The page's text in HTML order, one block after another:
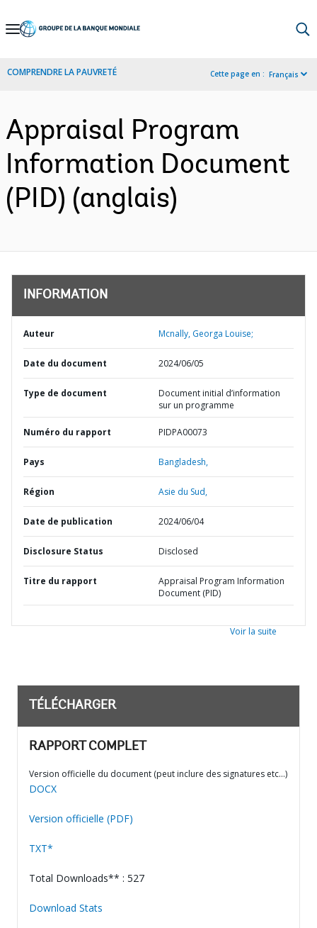
Skip
Navigation
COMPRENDRE LA PAUVRETÉ Cette page en : Français
Appraisal Program
Information Document
(PID) (anglais)
INFORMATION
Auteur Mcnally, Georga Louise;
Date du document 2024/06/05
Type de document
Document initial d’information
sur un programme
Numéro du rapport PIDPA00073
Pays Bangladesh,
Région Asie du Sud,
Date de publication 2024/06/04
Disclosure Status Disclosed
Titre du rapport
Appraisal Program Information
Document (PID)
Voir la suite
TÉLÉCHARGER
RAPPORT COMPLET
Version officielle du document (peut inclure des signatures etc…)
DOCX
Version officielle (PDF)
TXT*
Total Downloads** : 527
Download Stats